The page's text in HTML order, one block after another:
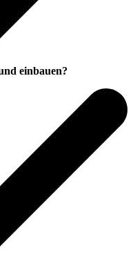
einbauen?